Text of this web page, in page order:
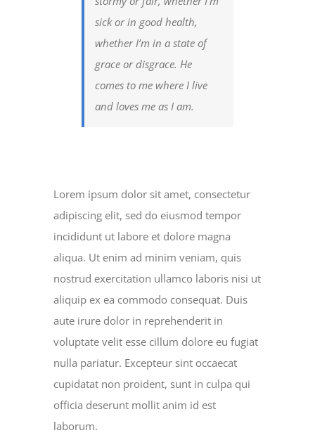
sick or in good health,
whether I’m in a state of
grace or disgrace. He
comes to me where I live
and loves me as I am.
Lorem ipsum dolor sit amet, consectetur
adipiscing elit, sed do eiusmod tempor
incididunt ut labore et dolore magna
aliqua. Ut enim ad minim veniam, quis
nostrud exercitation ullamco laboris nisi ut
aliquip ex ea commodo consequat. Duis
aute irure dolor in reprehenderit in
voluptate velit esse cillum dolore eu fugiat
nulla pariatur. Excepteur sint occaecat
cupidatat non proident, sunt in culpa qui
officia deserunt mollit anim id est
laborum.